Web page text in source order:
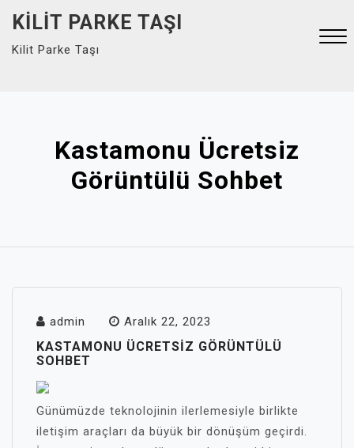
content
KILIT PARKE TAŞI
Kilit Parke Taşı
Kastamonu Ücretsiz
Görüntülü Sohbet
admin Aralık 22, 2023
KASTAMONU ÜCRETSIZ GÖRÜNTÜLÜ
SOHBET
Günümüzde teknolojinin ilerlemesiyle birlikte
iletişim araçları da büyük bir dönüşüm geçirdi.